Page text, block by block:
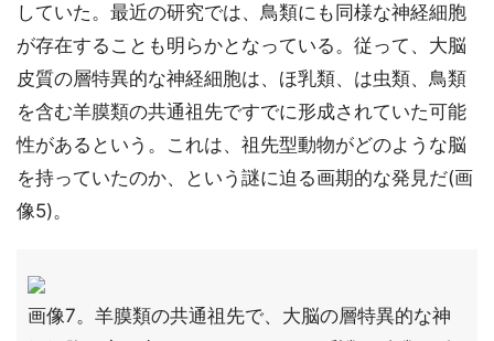
していた。最近の研究では、鳥類にも同様な神経細胞
が存在することも明らかとなっている。従って、大脳
皮質の層特異的な神経細胞は、ほ乳類、は虫類、鳥類
を含む羊膜類の共通祖先ですでに形成されていた可能
性があるという。これは、祖先型動物がどのような脳
を持っていたのか、という謎に迫る画期的な発見だ(画
像5)。
画像7。羊膜類の共通祖先で、大脳の層特異的な神